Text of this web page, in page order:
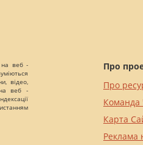
на веб -
відео,
на веб -
Про
Про
Команда
Карта
Реклама